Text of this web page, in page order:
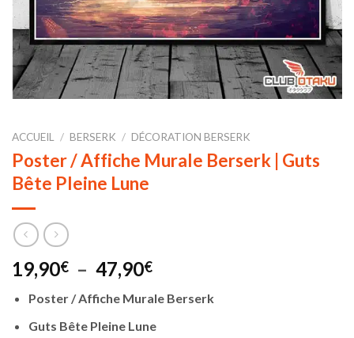
ACCUEIL / BERSERK / DÉCORATION BERSERK
Poster / Affiche Murale Berserk | Guts
Bête Pleine Lune
19,90€ – 47,90€Plage
prix :
19,90€
Poster / Affiche Murale Berserk
Guts Bête Pleine Lune